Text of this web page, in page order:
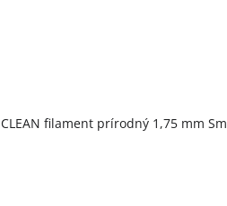
CLEAN filament prírodný 1,75 mm